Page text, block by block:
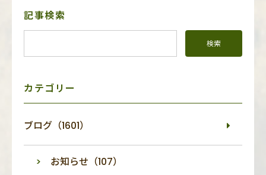
サ
ニ
記事検索
カテゴリー
ブログ（1601）
お知らせ（107）